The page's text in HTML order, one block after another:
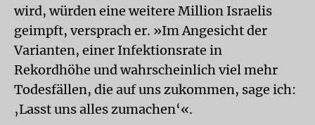
wird, würden eine weitere Million Israelis
geimpft, versprach er. »Im Angesicht der
Varianten, einer Infektionsrate in
Rekordhöhe und wahrscheinlich viel mehr
Todesfällen, die auf uns zukommen, sage ich:
‚Lasst uns alles zumachen‘«.